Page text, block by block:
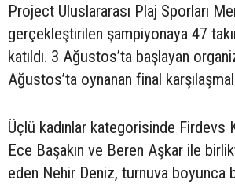
Project Uluslararası Plaj Sporları
gerçekleştirilen şampiyonaya 47
katıldı. 3 Ağustos’ta başlayan
Ağustos’ta oynanan final
Üçlü kadınlar kategorisinde Firdevs
Ece Başakın ve Beren Aşkar ile
eden Nehir Deniz, turnuva boyunca